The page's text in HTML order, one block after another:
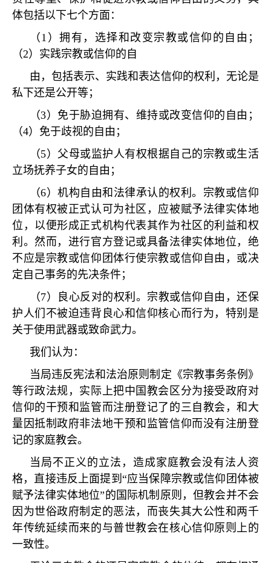
体包括以下七个方面：
（ 1 ）拥有，选择和改变宗教或信仰的自由；
（2）实践宗教或信仰的自
由，包括表示、实践和表达信仰的权利，无论是
私下还是公开等；
（3）免于胁迫拥有、维持或改变信仰的自由；
（4）免于歧视的自由；
（5）父母或监护人有权根据自己的宗教或生活
立场抚养子女的自由；
（6）机构自由和法律承认的权利。宗教或信仰
团体有权被正式认可为社区，应被赋予法律实体地
位，以便形成正式机构代表其作为社区的利益和权
利。然而，进行官方登记或具备法律实体地位，绝
不应是宗教或信仰团体行使宗教或信仰自由，或决
定自己事务的先决条件；
（7）良心反对的权利。宗教或信仰自由，还保
护人们不被迫违背良心和信仰核心而行为，特别是
关于使用武器或致命武力。
我们认为：
当局违反宪法和法治原则制定《宗教事务条例》
等行政法规，实际上把中国教会区分为接受政府对
信仰的干预和监管而注册登记了的三自教会，和大
量因抵制政府非法地干预和监管信仰而没有注册登
记的家庭教会。
当局不正义的立法，造成家庭教会没有法人资
格，直接违反上面提到 “应当保障宗教或信仰团体被
赋予法律实体地位” 的国际机制原则，但教会并不会
因为世俗政府制定的恶法，而丧失其大公性和两千
年传统延续而来的与普世教会在核心信仰原则上的
一致性。